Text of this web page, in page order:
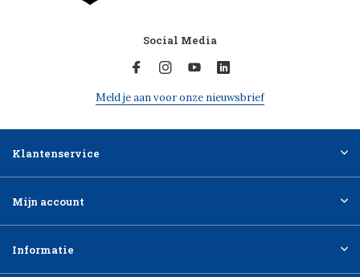
Social Media
Meld je aan voor onze nieuwsbrief
Klantenservice
Mijn account
Informatie